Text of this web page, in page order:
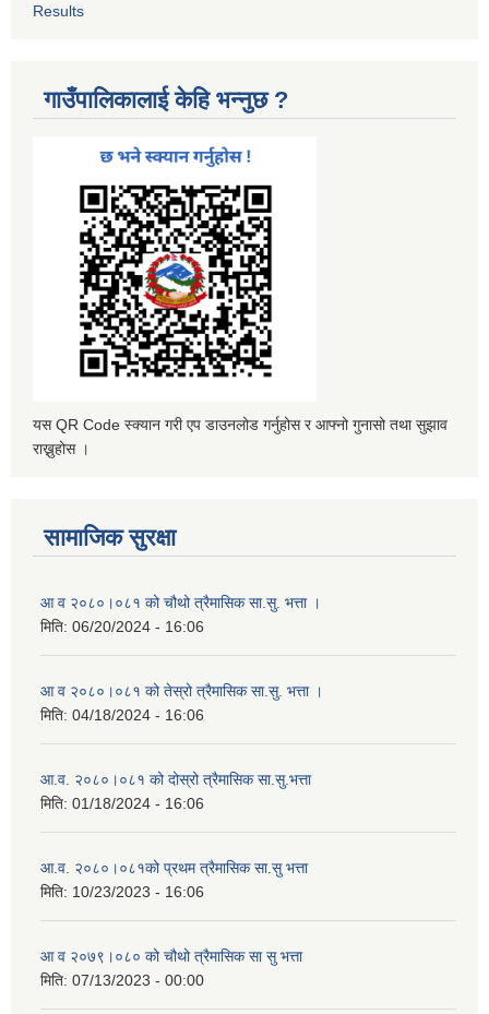
Results
गाउँपालिकालाई केहि भन्नुछ ?
यस QR Code स्क्यान गरी एप डाउनलोड गर्नुहोस र आफ्नो गुनासो तथा सुझाव
राख्नुहोस ।
सामाजिक सुरक्षा
आ व २०८०।०८१ को चौथो त्रैमासिक सा.सु. भत्ता ।
मिति: 06/20/2024 - 16:06
आ व २०८०।०८१ को तेस्रो त्रैमासिक सा.सु. भत्ता ।
मिति: 04/18/2024 - 16:06
आ.व. २०८०।०८१ को दोस्रो त्रैमासिक सा.सु.भत्ता
मिति: 01/18/2024 - 16:06
आ.व. २०८०।०८१को प्रथम त्रैमासिक सा.सु भत्ता
मिति: 10/23/2023 - 16:06
आ व २०७९।०८० को चौथो त्रैमासिक सा सु भत्ता
मिति: 07/13/2023 - 00:00